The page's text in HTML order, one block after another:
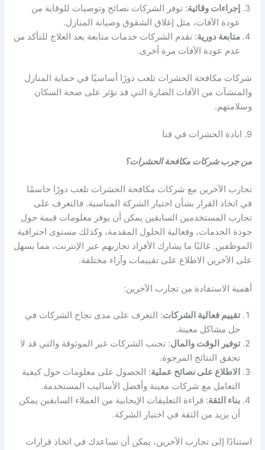
إجراءات وقائية: توفر الشركات نصائح وتوصيات للوقاية من
عودة الآفات، مثل إغلاق الشقوق وصيانة المنازل.
متابعة دورية: تقدم الشركات خدمات متابعة بعد العلاج للتأكد من
عدم عودة الآفات مرة أخرى.
شركات مكافحة الحشرات تلعب دورًا أساسيًا في حماية المنازل
والمنشآت من الآفات الضارة التي قد تؤثر على صحة السكان
وسلامتهم.
9. ابادة الحشرات في قنا
من جرب شركات مكافحة الحشرات؟
تجارب الآخرين مع شركات مكافحة الحشرات تلعب دورًا حاسمًا
في اتخاذ القرار بشأن اختيار الشركة المناسبة. فالتعرف على
تجارب المستخدمين السابقين يمكن أن يوفر معلومات قيمة حول
جودة الخدمات، وفعالية الحلول المقدمة، وكذلك مستوى احترافية
الموظفين. غالبًا ما يشارك الأفراد تجاربهم عبر الإنترنت، مما يسهل
على الآخرين الاطلاع على تقييمات وآراء مختلفة.
أهمية الاستفادة من تجارب الآخرين:
تقييم فعالية الشركات: التعرف على مدى نجاح الشركات في
حل مشاكل معينة.
توفير الوقت والمال: تجنب الشركات غير الموثوقة والتي قد لا
تحقق النتائج المرجوة.
الاطلاع على نصائح عملية: الحصول على معلومات حول كيفية
التعامل مع شركات معينة وأفضل الأساليب المستخدمة.
بناء الثقة: قراءة التعليقات الإيجابية من العملاء السابقين يمكن
أن يزيد من الثقة في اختيار الشركة.
استنادًا إلى تجارب الآخرين، يمكن أن تساعدك في اتخاذ قرارات